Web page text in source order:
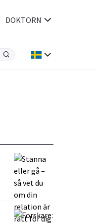
& Samliv
& Stress
DOKTORN